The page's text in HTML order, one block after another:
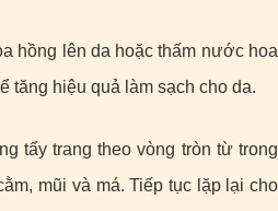
hồng lên da hoặc thấm nước hoa
tăng hiệu quả làm sạch cho da.
tẩy trang theo vòng tròn từ trong
mũi và má. Tiếp tục lặp lại cho